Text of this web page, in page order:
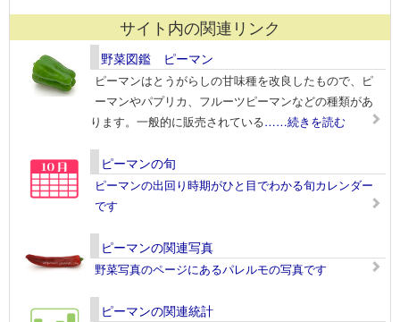
サイト内の関連リンク
野菜図鑑 ピーマン
ピーマンはとうがらしの甘味種を改良したもので、ピ
ーマンやパプリカ、フルーツピーマンなどの種類があ
ります。一般的に販売されている……続きを読む
ピーマンの旬
ピーマンの出回り時期がひと目でわかる旬カレンダー
です
ピーマンの関連写真
野菜写真のページにあるパレルモの写真です
ピーマンの関連統計